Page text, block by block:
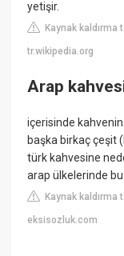
yetişir.
Kaynak kaldırma
tr.wikipedia.org
Arap
içerisinde kahvenin
başka birkaç çeşit
türk kahvesine
arap ülkelerinde
Kaynak kaldırma
eksisozluk.com